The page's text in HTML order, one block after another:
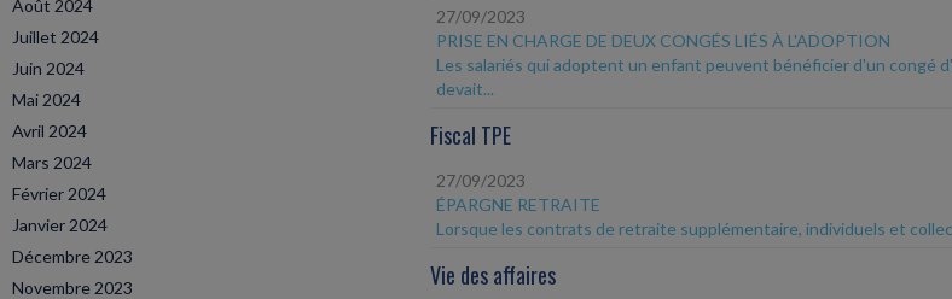
Août 2024
Juillet 2024
Juin 2024
Mai 2024
Avril 2024
Mars 2024
Février 2024
Janvier 2024
Décembre 2023
Novembre 2023
27/09/2023
PRISE EN CHARGE DE DEUX CONGÉS LIÉS À L'ADOPTION
Les salariés qui adoptent un enfant peuvent bénéficier d'un congé
devait...
Fiscal TPE
27/09/2023
ÉPARGNE RETRAITE
Lorsque les contrats de retraite supplémentaire, individuels et
Vie des affaires